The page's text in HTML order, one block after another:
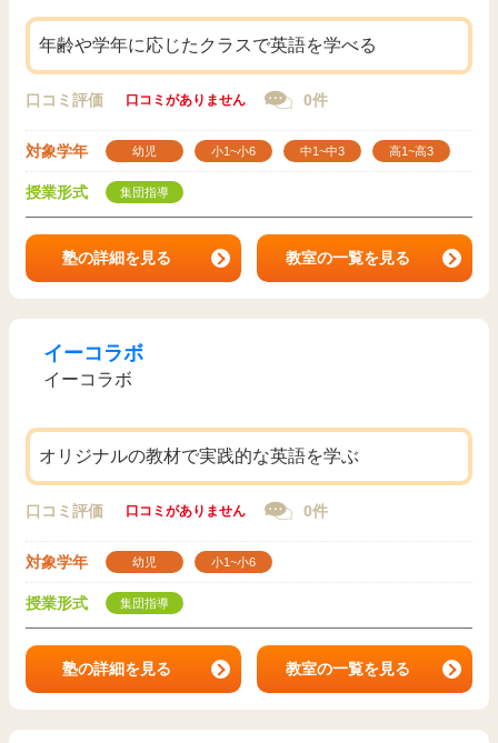
年齢や学年に応じたクラスで英語を学べる
口コミ評価 口コミがありません 0件
対象学年 幼児 小1~小6 中1~中3 高1~高3
授業形式 集団指導
塾の詳細を見る 教室の一覧を見る
イーコラボ
イーコラボ
オリジナルの教材で実践的な英語を学ぶ
口コミ評価 口コミがありません 0件
対象学年 幼児 小1~小6
授業形式 集団指導
塾の詳細を見る 教室の一覧を見る